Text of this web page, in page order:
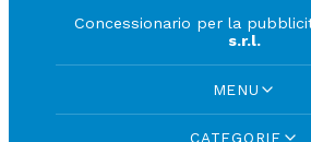
Concessionario per la
s.r.l.
MENU
CATEGORIE